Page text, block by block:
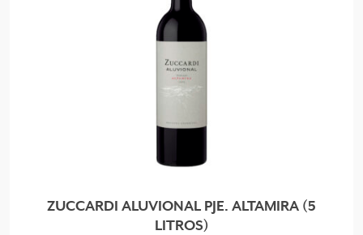
ZUCCARDI ALUVIONAL PJE. ALTAMIRA (5
LITROS)